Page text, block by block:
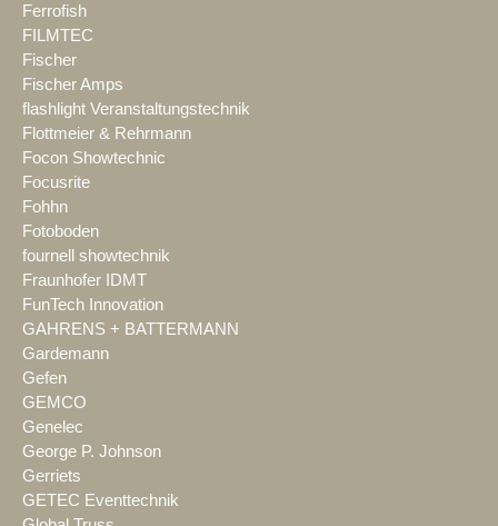
Ferrofish
FILMTEC
Fischer
Fischer Amps
flashlight Veranstaltungstechnik
Flottmeier & Rehrmann
Focon Showtechnic
Focusrite
Fohhn
Fotoboden
fournell showtechnik
Fraunhofer IDMT
FunTech Innovation
GAHRENS + BATTERMANN
Gardemann
Gefen
GEMCO
Genelec
George P. Johnson
Gerriets
GETEC Eventtechnik